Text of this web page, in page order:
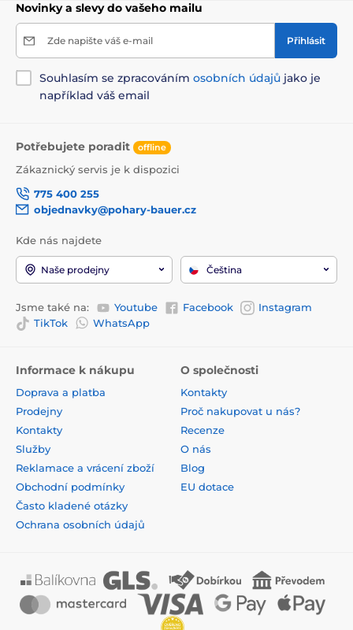
Novinky a slevy do vašeho mailu
Zde napište váš e-mail Přihlásit
Souhlasím se zpracováním osobních údajů jako je
například váš email
Potřebujete poradit offline
Zákaznický servis je k dispozici
775 400 255
objednavky@pohary-bauer.cz
Kde nás najdete
Naše prodejny Čeština
Jsme také na: Youtube Facebook
Instagram
TikTok
WhatsApp
Informace k nákupu
Doprava a platba
Prodejny
Kontakty
Služby
Reklamace a vrácení zboží
Obchodní podmínky
Často kladené otázky
Ochrana osobních údajů
O společnosti
Kontakty
Proč nakupovat u nás?
Recenze
O nás
Blog
EU dotace